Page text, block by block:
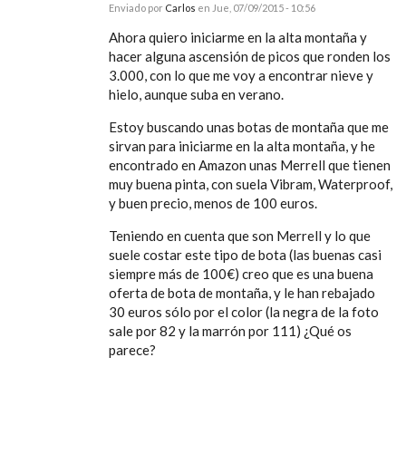
Enviado por Carlos en Jue, 07/09/2015 - 10:56
Ahora quiero iniciarme en la alta montaña y
hacer alguna ascensión de picos que ronden los
3.000, con lo que me voy a encontrar nieve y
hielo, aunque suba en verano.
Estoy buscando unas botas de montaña que me
sirvan para iniciarme en la alta montaña, y he
encontrado en Amazon unas Merrell que tienen
muy buena pinta, con suela Vibram, Waterproof,
y buen precio, menos de 100 euros.
Teniendo en cuenta que son Merrell y lo que
suele costar este tipo de bota (las buenas casi
siempre más de 100€) creo que es una buena
oferta de bota de montaña, y le han rebajado
30 euros sólo por el color (la negra de la foto
sale por 82 y la marrón por 111) ¿Qué os
parece?